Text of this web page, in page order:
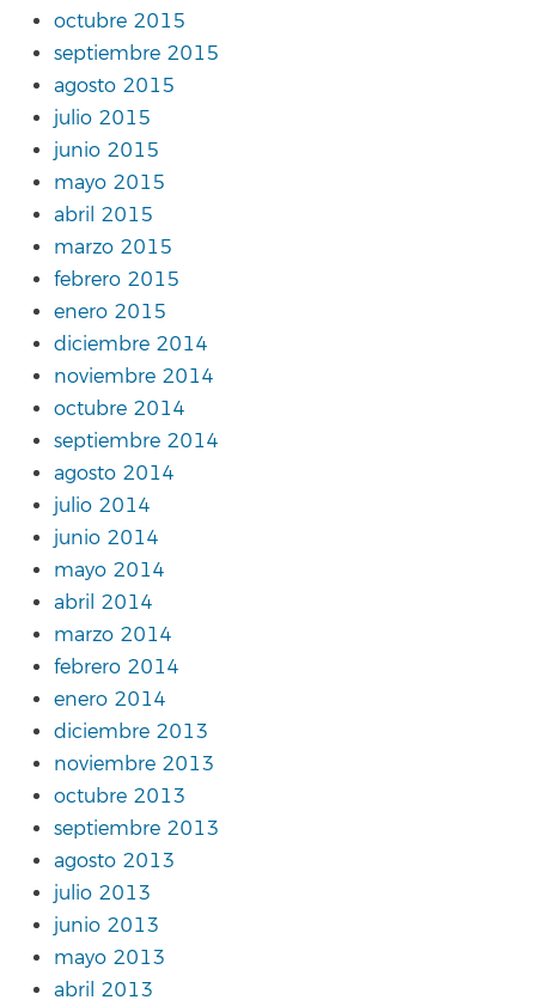
octubre 2015
septiembre 2015
agosto 2015
julio 2015
junio 2015
mayo 2015
abril 2015
marzo 2015
febrero 2015
enero 2015
diciembre 2014
noviembre 2014
octubre 2014
septiembre 2014
agosto 2014
julio 2014
junio 2014
mayo 2014
abril 2014
marzo 2014
febrero 2014
enero 2014
diciembre 2013
noviembre 2013
octubre 2013
septiembre 2013
agosto 2013
julio 2013
junio 2013
mayo 2013
abril 2013